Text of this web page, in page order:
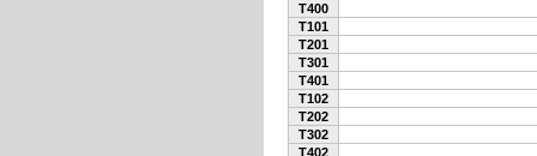
T400
T101
T201
T301
T401
T102
T202
T302
T402